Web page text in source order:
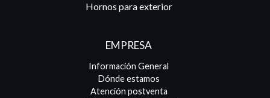
Hornos para exterior
EMPRESA
Información General
Dónde estamos
Atención postventa